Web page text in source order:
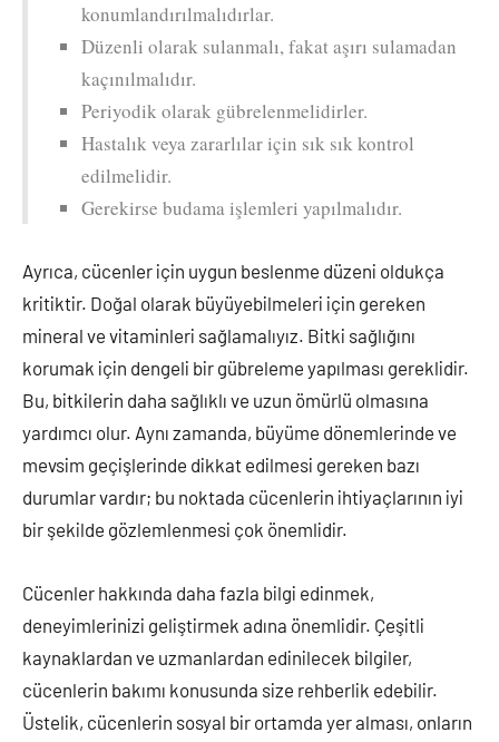
konumlandırılmalıdırlar.
Düzenli olarak sulanmalı, fakat aşırı sulamadan
kaçınılmalıdır.
Periyodik olarak gübrelenmelidirler.
Hastalık veya zararlılar için sık sık kontrol
edilmelidir.
Gerekirse budama işlemleri yapılmalıdır.
Ayrıca, cücenler için uygun beslenme düzeni oldukça
kritiktir. Doğal olarak büyüyebilmeleri için gereken
mineral ve vitaminleri sağlamalıyız. Bitki sağlığını
korumak için dengeli bir gübreleme yapılması gereklidir.
Bu, bitkilerin daha sağlıklı ve uzun ömürlü olmasına
yardımcı olur. Aynı zamanda, büyüme dönemlerinde ve
mevsim geçişlerinde dikkat edilmesi gereken bazı
durumlar vardır; bu noktada cücenlerin ihtiyaçlarının iyi
bir şekilde gözlemlenmesi çok önemlidir.
Cücenler hakkında daha fazla bilgi edinmek,
deneyimlerinizi geliştirmek adına önemlidir. Çeşitli
kaynaklardan ve uzmanlardan edinilecek bilgiler,
cücenlerin bakımı konusunda size rehberlik edebilir.
Üstelik, cücenlerin sosyal bir ortamda yer alması, onların